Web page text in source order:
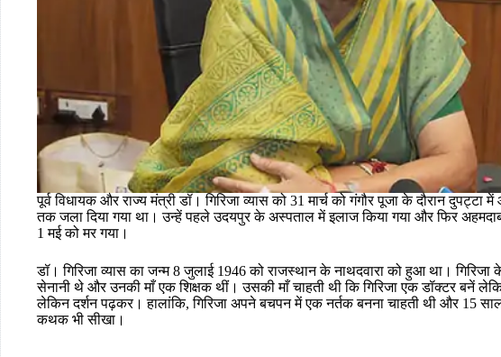
पूर्व विधायक और राज्य मंत्री डॉ। गिरिजा व्यास को 31 मार्च को गंगौर पूजा के दौरान
तक जला दिया गया था। उन्हें पहले उदयपुर के अस्पताल में इलाज किया गया और फिर
1 मई को मर गया।
डॉ। गिरिजा व्यास का जन्म 8 जुलाई 1946 को राजस्थान के नाथदवारा को हुआ था। गिरिजा
सेनानी थे और उनकी माँ एक शिक्षक थीं। उसकी माँ चाहती थी कि गिरिजा एक डॉक्टर बनें
लेकिन दर्शन पढ़कर। हालांकि, गिरिजा अपने बचपन में एक नर्तक बनना चाहती थी और 15
कथक भी सीखा।